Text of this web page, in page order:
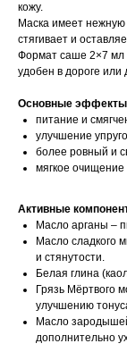
кожу.
Маска имеет нежную
стягивает и
Формат саше 2×7 мл
удобен в дороге или
Основные
питание и
улучшение
более ровный и
мягкое
Активные
Масло арганы –
Масло сладкого
и стянутости.
Белая глина
Грязь Мёртвого
улучшению
Масло
дополнительно